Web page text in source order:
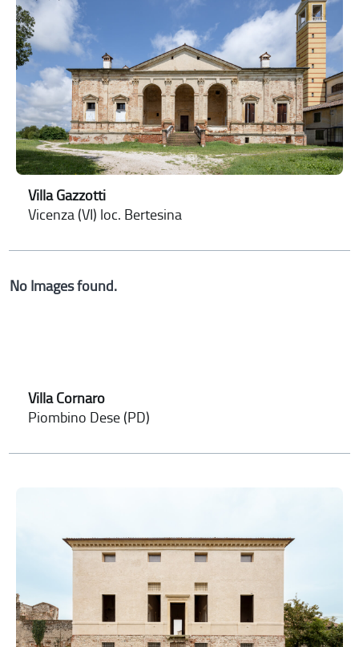
Villa Gazzotti
Vicenza (VI) loc. Bertesina
No Images found.
Villa Cornaro
Piombino Dese (PD)